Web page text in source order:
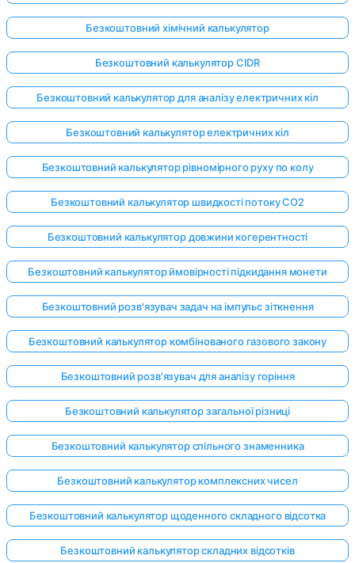
Безкоштовний хімічний калькулятор
Безкоштовний калькулятор CIDR
Безкоштовний калькулятор для аналізу електричних кіл
Безкоштовний калькулятор електричних кіл
Безкоштовний калькулятор рівномірного руху по колу
Безкоштовний калькулятор швидкості потоку CO2
Безкоштовний калькулятор довжини когерентності
Безкоштовний калькулятор ймовірності підкидання монети
Безкоштовний розв'язувач задач на імпульс зіткнення
Безкоштовний калькулятор комбінованого газового закону
Безкоштовний розв'язувач для аналізу горіння
Безкоштовний калькулятор загальної різниці
Безкоштовний калькулятор спільного знаменника
Безкоштовний калькулятор комплексних чисел
Безкоштовний калькулятор щоденного складного відсотка
Безкоштовний калькулятор складних відсотків